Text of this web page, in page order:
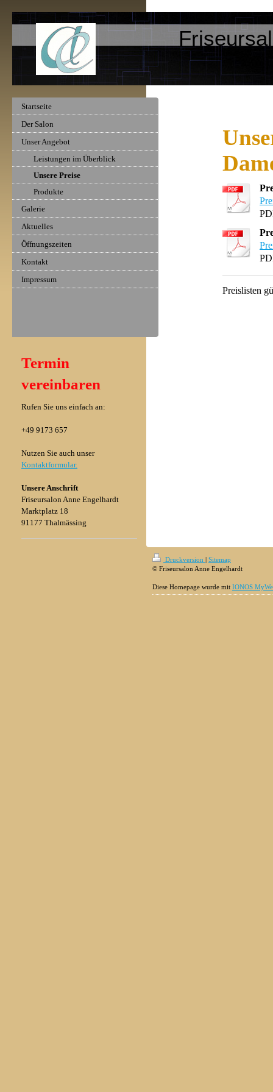
Preislisten
Startseite
Der Salon
Unser Angebot
Leistungen im Überblick
Unsere Preise
Produkte
Galerie
Aktuelles
Öffnungszeiten
Kontakt
Impressum
Termin
vereinbaren
Rufen Sie uns einfach an:
+49 9173 657
Nutzen Sie auch unser
Kontaktformular.
Unsere Anschrift
Friseursalon Anne Engelhardt
Marktplatz 18
91177 Thalmässing
Druckversion | Sitemap
© Friseursalon Anne Engelhardt
Diese Homepage wurde mit IONOS